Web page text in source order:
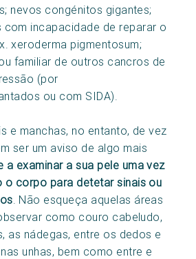
nevos congénitos gigantes;
com incapacidade de reparar o
xeroderma pigmentosum;
familiar de outros cancros de
(por
ou com SIDA).
e manchas, no entanto, de vez
ser um aviso de algo mais
a examinar a sua pele uma vez
o corpo para detetar sinais ou
. Não esqueça aquelas áreas
como couro cabeludo,
as nádegas, entre os dedos e
unhas, bem como entre e